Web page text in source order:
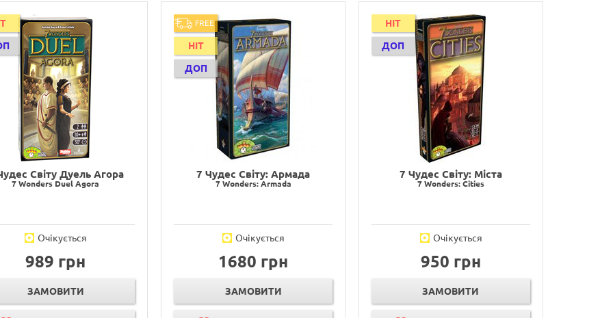
Світу Дуель Агора
7 Wonders Duel Agora
Очікується
989 грн
ЗАМОВИТИ
FREE
HIT
ДОП
7 Чудес Світу: Армада
7 Wonders: Armada
Очікується
1680 грн
ЗАМОВИТИ
HIT
ДОП
7 Чудес Світу: Міста
7 Wonders: Cities
Очікується
950 грн
ЗАМОВИТИ